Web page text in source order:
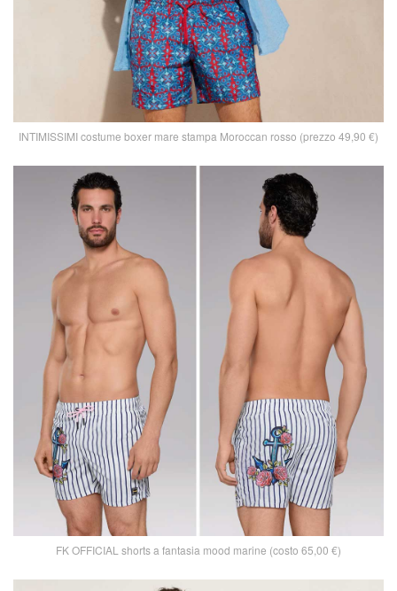
INTIMISSIMI costume boxer mare stampa Moroccan rosso (prezzo 49,90 €)
FK OFFICIAL shorts a fantasia mood marine (costo 65,00 €)